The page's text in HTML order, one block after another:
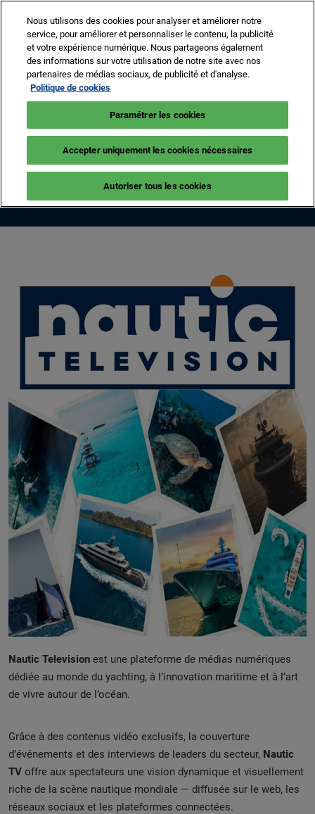
contenu
8 -13 sept. 2026
Cannes – Vieux Port & Port Canto
NEWSLETTER BILLETTERIE
NAUTIC
TELEVISION
Nautic Television est une plateforme de médias numériques
dédiée au monde du yachting, à l’innovation maritime et à l’art
de vivre autour de l’océan.
Grâce à des contenus vidéo exclusifs, la couverture
d’événements et des interviews de leaders du secteur, Nautic
TV offre aux spectateurs une vision dynamique et visuellement
riche de la scène nautique mondiale — diffusée sur le web, les
réseaux sociaux et les plateformes connectées.
Nous utilisons des cookies pour analyser et améliorer notre
service, pour améliorer et personnaliser le contenu, la publicité
et votre expérience numérique. Nous partageons également
des informations sur votre utilisation de notre site avec nos
partenaires de médias sociaux, de publicité et d'analyse.
Politique de cookies
Paramétrer les cookies
Accepter uniquement les cookies nécessaires
Autoriser tous les cookies